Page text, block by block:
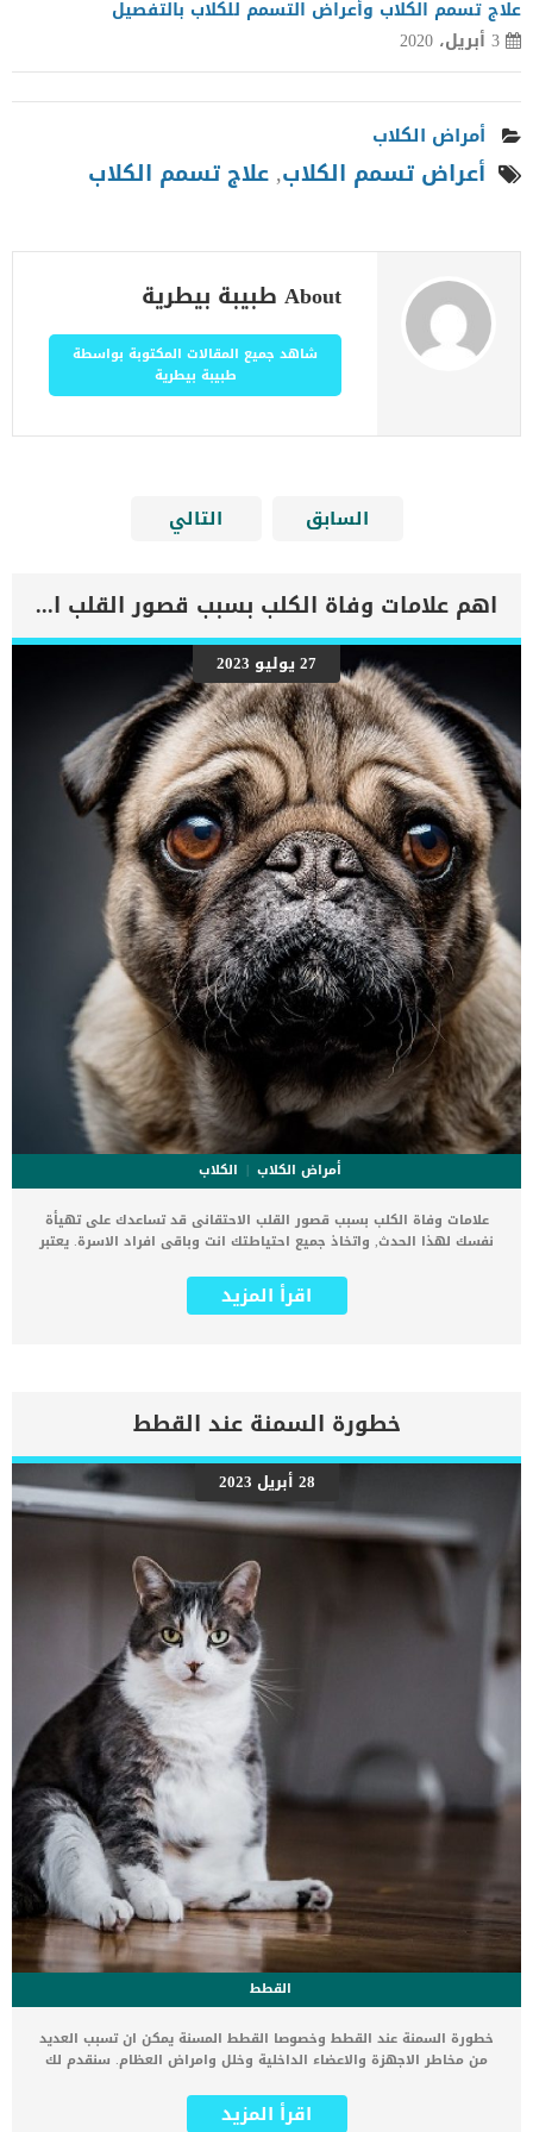
علاج تسمم الكلاب وأعراض التسمم للكلاب بالتفصيل
3 أبريل، 2020
أمراض الكلاب
أعراض تسمم الكلاب,علاج تسمم الكلاب
About طبيبة بيطرية
شاهد جميع المقالات المكتوبة بواسطة
طبيبة بيطرية
السابق التالي
اهم علامات وفاة الكلب بسبب قصور القلب الاحتقانى
27 يوليو 2023
أمراض الكلاب
الكلاب
علامات وفاة الكلب بسبب قصور القلب الاحتقانى قد تساعدك على تهيأة
نفسك لهذا الحدث, واتخاذ جميع احتياطتك انت وباقى افراد الاسرة. يعتبر
يتعرض لها جميع الكائنات الحية بما فى ذلك الكلاب والقطط. كما ان القلب
يعتبر عضوا رئيسيا فى جسم الكلاب, واى قصور به يعتبر قصور فى باقى
اعراض وعلامات تضخم القلب عند الكلاب فى هذا المقال سنطلعك على
بعض العلامات التي تشير إلى أن كلبك قد اقترب من مرحلة يحتافيها إلى
رعاية المسنين أو قد تفكر في القتل الرحيم. يمكننا اختصار هذه العلامات
على شكل مجموعة من المراحل التى يتدرجها الكلب الى ان يصل الى
النهاية. اهم علامات وفاة الكلاب بسبب قصور القلب الاحتقانى كما ذكرنا
ستكون هذه العلامات عبارة عن مراحل متدرجة الى المرحلة الاخيرة وهى
الوفاة. _المرحلة الاولى, تظهر ان الكلب معرض لخطر الإصابة بسرطان
القلب ، ولكن ليس لديه أعراض ولا تغييرات في القلب. _المرحلة
الثانية,يعاني الكلب […]
اقرأ المزيد
خطورة السمنة عند القطط
28 أبريل 2023
القطط
خطورة السمنة عند القطط وخصوصا القطط المسنة يمكن ان تسبب العديد
من مخاطر الاجهزة والاعضاء الداخلية وخلل وامراض العظام. سنقدم لك
وتضمن لقطتك بقاء وقت اطول على قيد الحياة. يعتبر التخلص من السمنة
وادارة الوزن عند القطط امر فى غاية الصعوبة على عكس الوضع مع الكلاب
اقرأ المزيد